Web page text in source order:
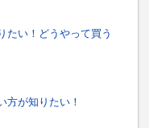
たい！どうやって買う
方が知りたい！